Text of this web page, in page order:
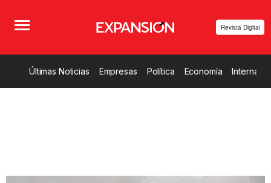
Revista Digital
Últimas Noticias Empresas Política Economía